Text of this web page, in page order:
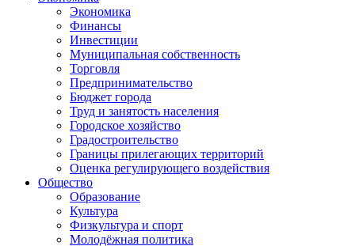
Экономика
Финансы
Инвестиции
Муниципальная собственность
Торговля
Предпринимательство
Бюджет города
Труд и занятость населения
Городское хозяйство
Градостроительство
Границы прилегающих территорий
Оценка регулирующего воздействия
Общество
Образование
Культура
Физкультура и спорт
Молодёжная политика